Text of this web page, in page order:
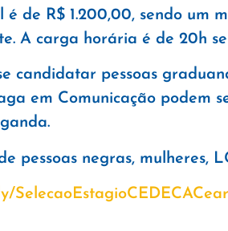
é de R$ 1.200,00, sendo um
A carga horária é de 20h
candidatar pessoas
em Comunicação podem
pessoas negras, mulheres,